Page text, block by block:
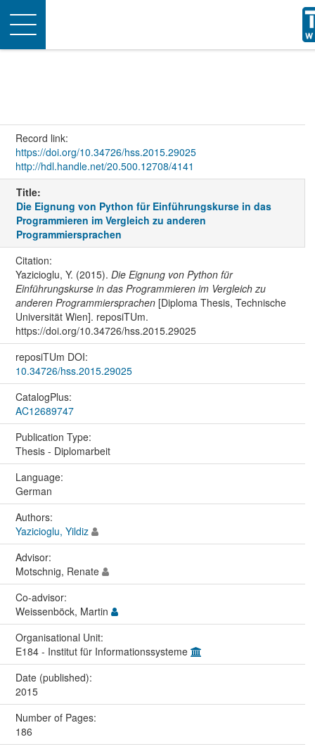
Toggle
navigation
Record link:
https://doi.org/10.34726/hss.2015.29025
http://hdl.handle.net/20.500.12708/4141
Title:
Die Eignung von Python für Einführungskurse in das
Programmieren im Vergleich zu anderen
Programmiersprachen
Citation:
Yazicioglu, Y. (2015). Die Eignung von Python für
Einführungskurse in das Programmieren im Vergleich zu
anderen Programmiersprachen[Diploma Thesis, Technische
Universität Wien]. reposiTUm.
https://doi.org/10.34726/hss.2015.29025
reposiTUm DOI:
10.34726/hss.2015.29025
CatalogPlus:
AC12689747
Publication Type:
Thesis - Diplomarbeit
Language:
German
Authors:
Yazicioglu, Yildiz
Advisor:
Motschnig, Renate
Co-advisor:
Weissenböck, Martin
Organisational Unit:
E184 - Institut für Informationssysteme
Date (published):
2015
Number of Pages:
186